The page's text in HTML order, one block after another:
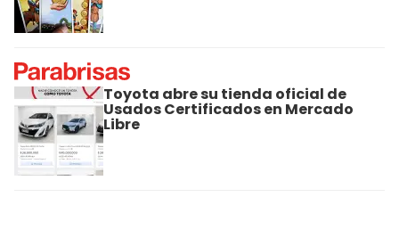
Toyota abre su tienda oficial de
Usados Certificados en Mercado
Libre